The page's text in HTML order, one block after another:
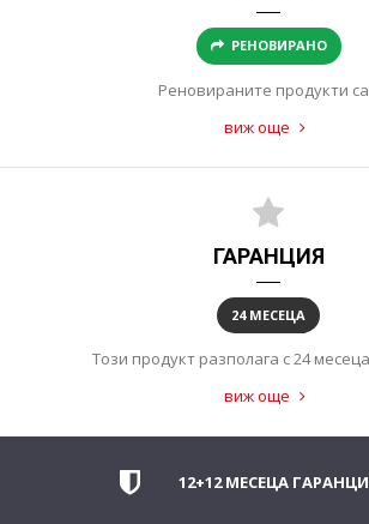
РЕНОВИРАНО
Реновираните продукти
виж още
ГАРАНЦИЯ
24 МЕСЕЦА
Този продукт разполага с 24
виж още
12+12 МЕСЕЦА